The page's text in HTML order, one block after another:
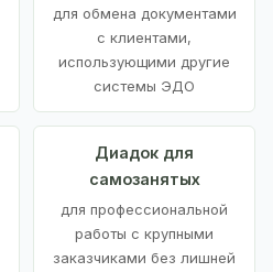
для обмена документами
с клиентами,
использующими другие
системы ЭДО
Диадок для
самозанятых
для профессиональной
работы с крупными
заказчиками без лишней